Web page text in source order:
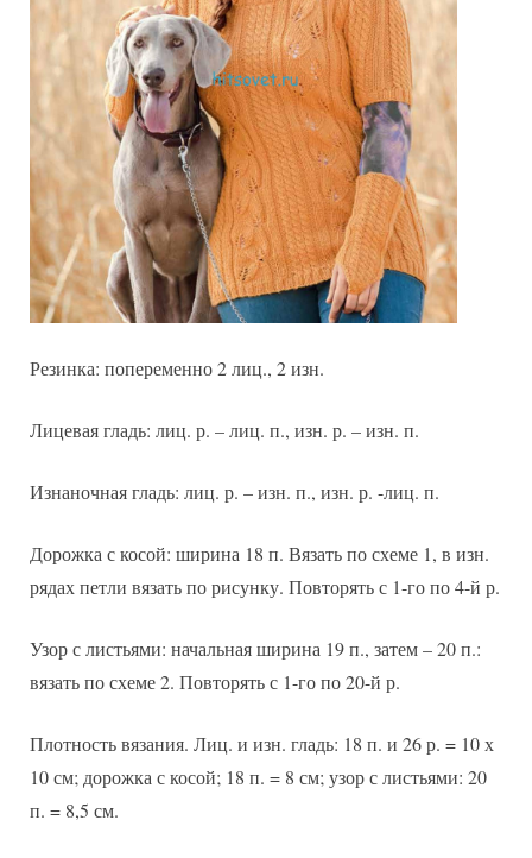
Резинка: попеременно 2 лиц., 2 изн.
Лицевая гладь: лиц. р. – лиц. п., изн. р. – изн. п.
Изнаночная гладь: лиц. р. – изн. п., изн. р. -лиц. п.
Дорожка с косой: ширина 18 п. Вязать по схеме 1, в изн.
рядах петли вязать по рисунку. Повторять с 1-го по 4-й р.
Узор с листьями: начальная ширина 19 п., затем – 20 п.:
вязать по схеме 2. Повторять с 1-го по 20-й р.
Плотность вязания. Лиц. и изн. гладь: 18 п. и 26 р. = 10 х
10 см; дорожка с косой; 18 п. = 8 см; узор с листьями: 20
п. = 8,5 см.